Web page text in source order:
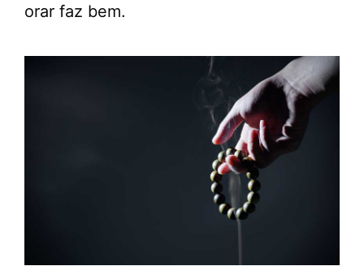
orar faz bem.